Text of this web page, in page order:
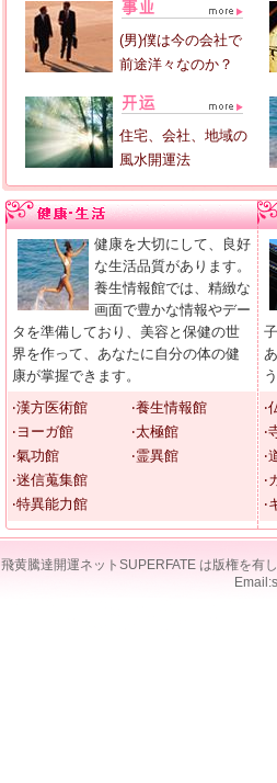
(男)僕は今の会社で
前途洋々なのか？
住宅、会社、地域の
風水開運法
健康を大切にして、良好
な生活品質があります。
養生情報館では、精緻な
画面で豊かな情報やデー
タを準備しており、美容と保健の世
界を作って、あなたに自分の体の健
康が掌握できます。
‧漢方医術館
‧養生情報館
‧ヨーガ館
‧太極館
‧氣功館
‧霊異館
‧迷信蒐集館
‧特異能力館
‧
‧
‧
‧
‧
飛黄騰達開運ネットSUPERFATE は版権を有
Email: